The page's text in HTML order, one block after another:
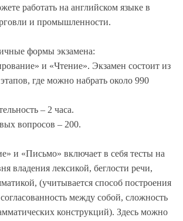
работать на английском языке в
и промышленности.
формы экзамена:
и «Чтение». Экзамен состоит из
где можно набрать около 990
– 2 часа.
вопросов – 200.
и «Письмо» включает в себя тесты на
владения лексикой, беглости речи,
(учитывается способ построения
между собой, сложность
конструкций). Здесь можно